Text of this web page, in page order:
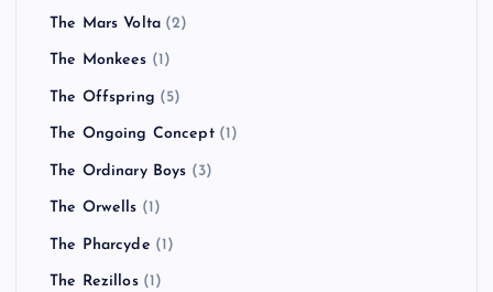
The Mars Volta (2)
The Monkees (1)
The Offspring (5)
The Ongoing Concept(1)
The Ordinary Boys (3)
The Orwells (1)
The Pharcyde (1)
The Rezillos(1)